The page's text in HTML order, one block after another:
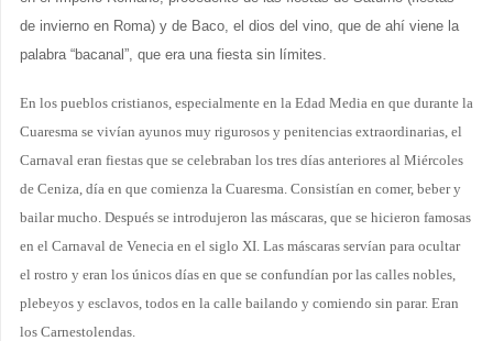
de invierno en Roma) y de Baco, el dios del vino, que de ahí viene la
palabra “bacanal”, que era una fiesta sin límites.
En los pueblos cristianos, especialmente en la Edad Media en que durante la
Cuaresma se vivían ayunos muy rigurosos y penitencias extraordinarias, el
Carnaval eran fiestas que se celebraban los tres días anteriores al Miércoles
de Ceniza, día en que comienza la Cuaresma. Consistían en comer, beber y
bailar mucho. Después se introdujeron las máscaras, que se hicieron famosas
en el Carnaval de Venecia en el siglo XI. Las máscaras servían para ocultar
el rostro y eran los únicos días en que se confundían por las calles nobles,
plebeyos y esclavos, todos en la calle bailando y comiendo sin parar. Eran
los Carnestolendas.